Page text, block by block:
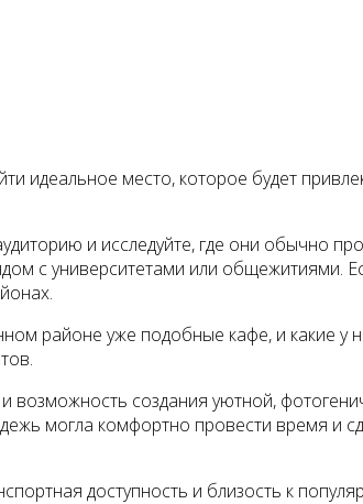
идеальное место, которое будет
и исследуйте, где они обычно
с университетами или общежитиями.
районе уже подобные кафе, и какие у
возможность создания уютной,
могла комфортно провести время и
доступность и близость к